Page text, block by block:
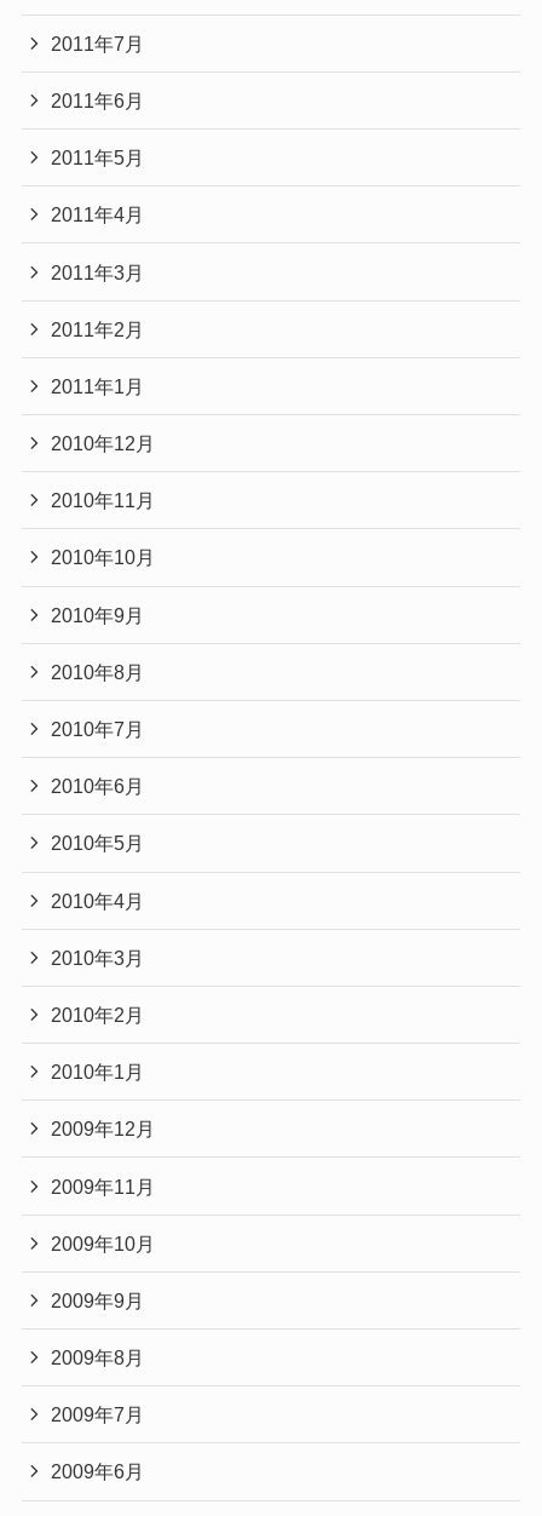
2011年7月
2011年6月
2011年5月
2011年4月
2011年3月
2011年2月
2011年1月
2010年12月
2010年11月
2010年10月
2010年9月
2010年8月
2010年7月
2010年6月
2010年5月
2010年4月
2010年3月
2010年2月
2010年1月
2009年12月
2009年11月
2009年10月
2009年9月
2009年8月
2009年7月
2009年6月